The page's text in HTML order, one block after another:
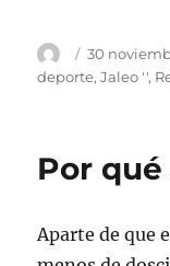
Autor
Publicado
el
30
deporte,Jaleo '',
Por
Aparte de que